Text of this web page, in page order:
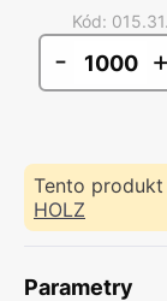
Kód:
- +
Tento
HOLZ
Parametry